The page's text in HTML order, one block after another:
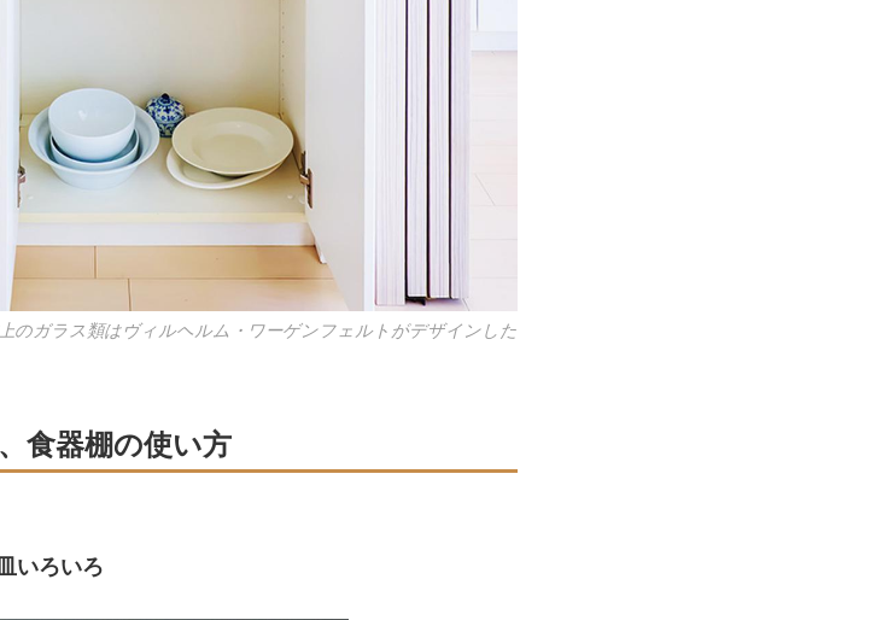
のガラス類はヴィルヘルム・ワーゲンフェルトがデザインした
食器棚の使い方
いろいろ